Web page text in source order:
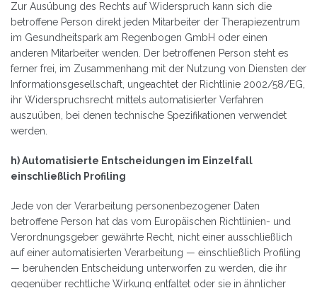
Zur Ausübung des Rechts auf Widerspruch kann sich die
betroffene Person direkt jeden Mitarbeiter der Therapiezentrum
im Gesundheitspark am Regenbogen GmbH oder einen
anderen Mitarbeiter wenden. Der betroffenen Person steht es
ferner frei, im Zusammenhang mit der Nutzung von Diensten der
Informationsgesellschaft, ungeachtet der Richtlinie 2002/58/EG,
ihr Widerspruchsrecht mittels automatisierter Verfahren
auszuüben, bei denen technische Spezifikationen verwendet
werden.
h) Automatisierte Entscheidungen im Einzelfall
einschließlich Profiling
Jede von der Verarbeitung personenbezogener Daten
betroffene Person hat das vom Europäischen Richtlinien- und
Verordnungsgeber gewährte Recht, nicht einer ausschließlich
auf einer automatisierten Verarbeitung — einschließlich Profiling
— beruhenden Entscheidung unterworfen zu werden, die ihr
gegenüber rechtliche Wirkung entfaltet oder sie in ähnlicher